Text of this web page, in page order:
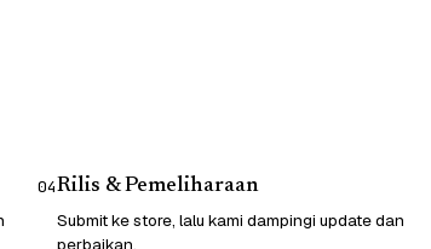
04Rilis & Pemeliharaan
Submit ke store, lalu kami dampingi update dan
perbaikan.